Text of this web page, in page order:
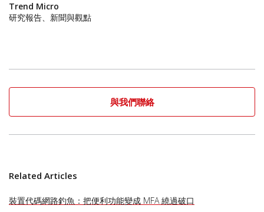
Trend Micro
研究報告、新聞與觀點
與我們聯絡
Related Articles
裝置代碼網路釣魚：把便利功能變成 MFA 繞過破口